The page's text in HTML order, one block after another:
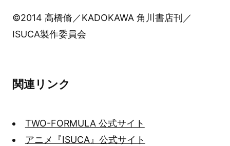
©2014 高橋脩／KADOKAWA 角川書店刊／
ISUCA製作委員会
関連リンク
TWO-FORMULA 公式サイト
アニメ『ISUCA』公式サイト